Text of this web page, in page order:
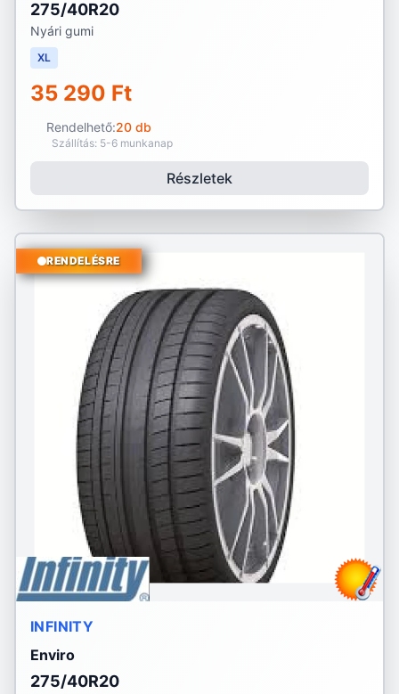
275/40R20
Nyári gumi
XL
35 290 Ft
Rendelhető:20 db
Szállítás: 5-6 munkanap
Részletek
RENDELÉSRE
INFINITY
Enviro
275/40R20